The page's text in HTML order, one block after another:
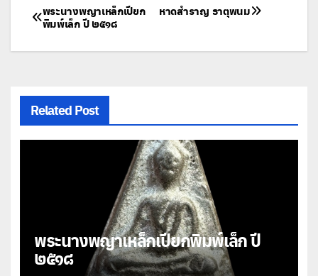
แนะแนว
เรื่อง
หาดสำราญ ธาตุพนม
พระนางพญาเหล็กเปียก
พิมพ์เล็ก ปี ๒๕๑๘
Related Post
พระนางพญาเหล็กเปียกพิมพ์เล็ก ปี
๒๕๑๘